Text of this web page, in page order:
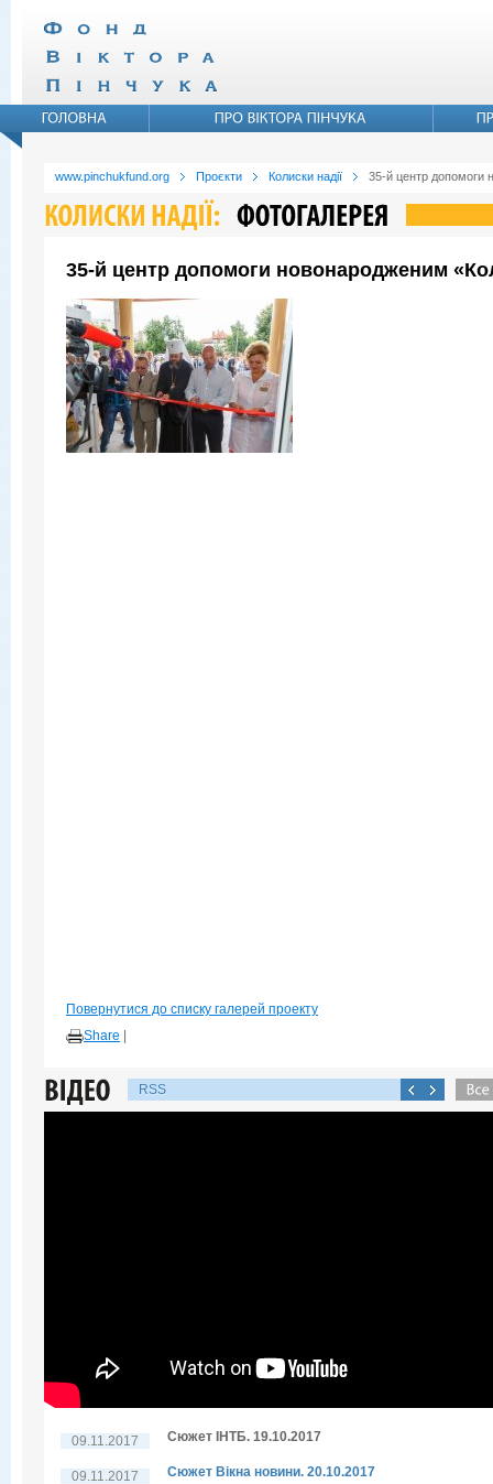
www.pinchukfund.org Проєкти Колиски надії 35-й центр допомоги
35-й центр допомоги новонародженим
Повернутися до списку галерей проекту
Share
RSS
09.11.2017 Сюжет ІНТБ. 19.10.2017
09.11.2017 Сюжет Вікна новини. 20.10.2017